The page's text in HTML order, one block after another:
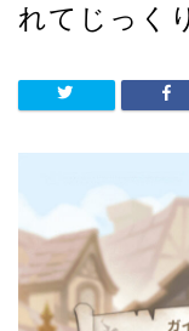
れてじっく